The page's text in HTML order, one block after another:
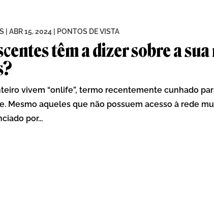
têm a dizer sobre a
ABR 15, 2024| PONTOS DE VISTA
vivem “onlife”, termo recentemente cunhado
Mesmo aqueles que não possuem acesso à rede
por...